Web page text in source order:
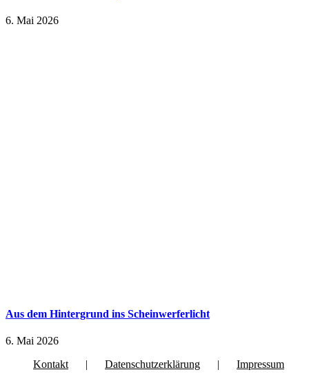
6. Mai 2026
Aus dem Hintergrund ins Scheinwerferlicht
6. Mai 2026
Kontakt
Datenschutzerklärung
Impressum